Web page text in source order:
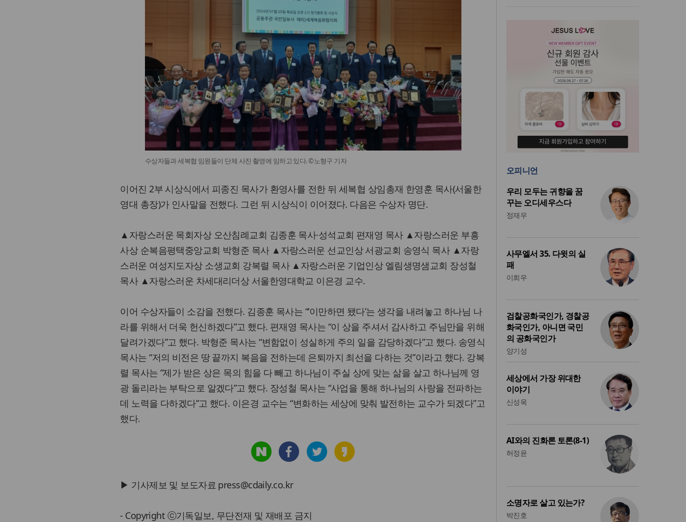
수상자들과 세복협 임원들이 단체 사진 촬영에 임하고 있다. ©노형구 기자
이어진 2부 시상식에서 피종진 목사가 환영사를 전한 뒤 세복협 상임총재 한영훈 목사(서울한
영대 총장)가 인사말을 전했다. 그런 뒤 시상식이 이어졌다. 다음은 수상자 명단.
▲자랑스러운 목회자상 오산침례교회 김종훈 목사·성석교회 편재영 목사 ▲자랑스러운 부흥
사상 순복음평택중앙교회 박형준 목사 ▲자랑스러운 선교인상 서광교회 송영식 목사 ▲자랑
스러운 여성지도자상 소생교회 강복렬 목사 ▲자랑스러운 기업인상 엘림생명샘교회 장성철
목사 ▲자랑스러운 차세대리더상 서울한영대학교 이은경 교수.
이어 수상자들이 소감을 전했다. 김종훈 목사는 “‘이만하면 됐다’는 생각을 내려놓고 하나님 나
라를 위해서 더욱 헌신하겠다”고 했다. 편재영 목사는 “이 상을 주셔서 감사하고 주님만을 위해
달려가겠다”고 했다. 박형준 목사는 “변함없이 성실하게 주의 일을 감당하겠다”고 했다. 송영식
목사는 “저의 비전은 땅 끝까지 복음을 전하는데 은퇴까지 최선을 다하는 것”이라고 했다. 강복
렬 목사는 “제가 받은 상은 목의 힘을 다 빼고 하나님이 주실 상에 맞는 삶을 살고 하나님께 영
광 돌리라는 부탁으로 알겠다”고 했다. 장성철 목사는 “사업을 통해 하나님의 사랑을 전파하는
데 노력을 다하겠다”고 했다. 이은경 교수는 “변화하는 세상에 맞춰 발전하는 교수가 되겠다”고
했다.
▶ 기사제보 및 보도자료 press@cdaily.co.kr
- Copyright ⓒ기독일보, 무단전재 및 재배포 금지
오피니언
우리 모두는 귀향을 꿈
꾸는 오디세우스다
정재우
사무엘서 35. 다윗의 실
패
이희우
검찰공화국인가, 경찰공
화국인가, 아니면 국민
의 공화국인가
양기성
세상에서 가장 위대한
이야기
신성욱
AI와의 진화론 토론(8-1)
허정윤
소명자로 살고 있는가?
박진호